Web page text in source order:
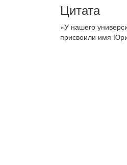
Цитата
«У нашего
присвоили имя